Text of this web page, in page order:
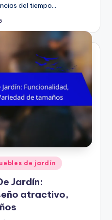
del tiempo…
de jardín
Jardín:
atractivo,